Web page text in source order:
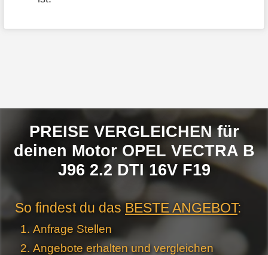
PREISE VERGLEICHEN für
deinen Motor OPEL VECTRA B
J96 2.2 DTI 16V F19
So findest du dasBESTE ANGEBOT:
Anfrage Stellen
Angebote erhalten und vergleichen